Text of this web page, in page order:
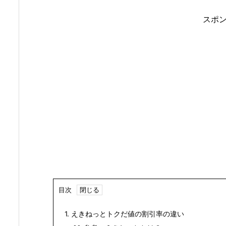
スポ
目次
1. えきねっとトクだ値の割引率の違い